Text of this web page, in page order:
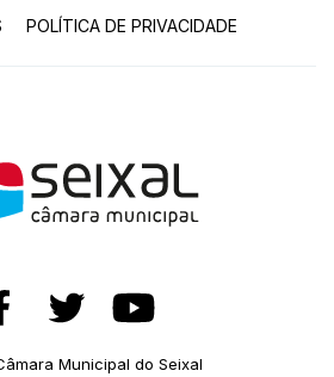
POLÍTICA DE PRIVACIDADE
Municipal do Seixal